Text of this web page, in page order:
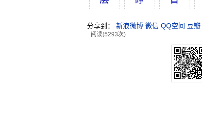
分享到： 新浪微博 微信 QQ空间 豆瓣
阅读(5293次)